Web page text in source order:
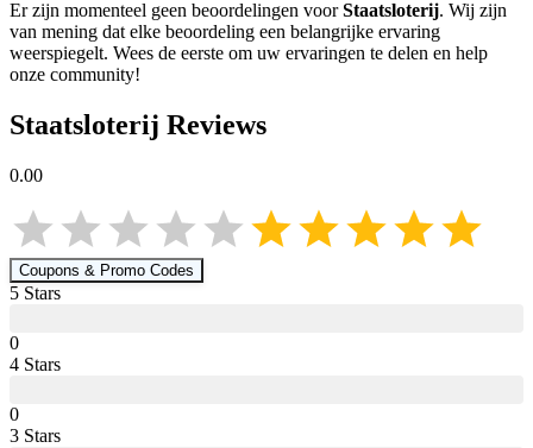
Er zijn momenteel geen beoordelingen voorStaatsloterij. Wij zijn
van mening dat elke beoordeling een belangrijke ervaring
weerspiegelt. Wees de eerste om uw ervaringen te delen en help
onze community!
Staatsloterij Reviews
0.00
Coupons & Promo Codes
5 Stars
0
4 Stars
0
3 Stars